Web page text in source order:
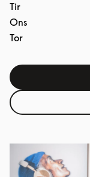
Tir
Ons
Tor